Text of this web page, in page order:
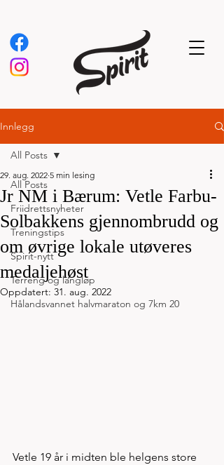
Innlegg
All Posts
Friidrettsnyheter
Treningstips
Spirit-nytt
Terreng og langløp
Hålandsvannet halvmaraton og 7km 20
All Posts
Jr NM i Bærum: Vetle Farbu-
Solbakkens gjennombrudd og
om øvrige lokale utøveres
medaljehøst
29. aug. 2022 5 min lesing
Oppdatert: 31. aug. 2022
Vetle 19 år i midten ble helgens store